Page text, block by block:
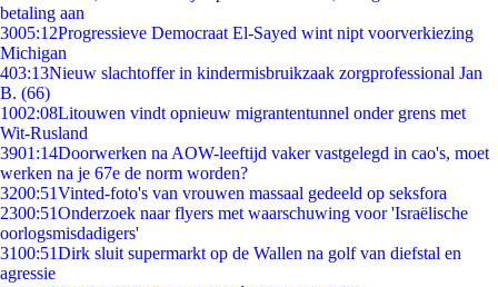
betaling aan
3005:12Progressieve Democraat El-Sayed wint nipt voorverkiezing
Michigan
403:13Nieuw slachtoffer in kindermisbruikzaak zorgprofessional Jan
B. (66)
1002:08Litouwen vindt opnieuw migrantentunnel onder grens met
Wit-Rusland
3901:14Doorwerken na AOW-leeftijd vaker vastgelegd in cao's, moet
werken na je 67e de norm worden?
3200:51Vinted-foto's van vrouwen massaal gedeeld op seksfora
2300:51Onderzoek naar flyers met waarschuwing voor 'Israëlische
oorlogsmisdadigers'
3100:51Dirk sluit supermarkt op de Wallen na golf van diefstal en
agressie